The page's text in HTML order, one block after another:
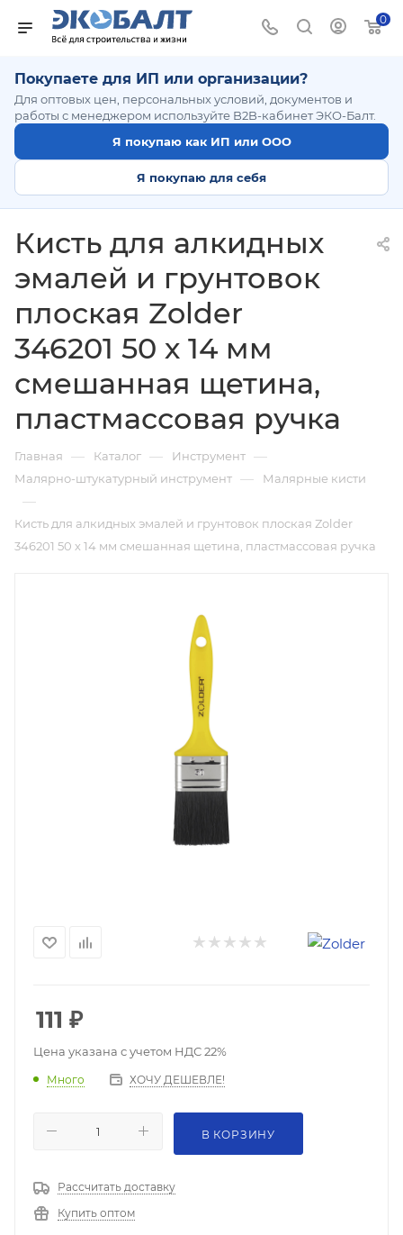
0
Покупаете для ИП или организации?
Для оптовых цен, персональных условий, документов и
работы с менеджером используйте B2B-кабинет ЭКО-Балт.
Я покупаю как ИП или ООО
Я покупаю для себя
Кисть для алкидных
эмалей и грунтовок
плоская Zolder
346201 50 х 14 мм
смешанная щетина,
пластмассовая ручка
Главная — Каталог — Инструмент —
Малярно-штукатурный инструмент — Малярные кисти
—
Кисть для алкидных эмалей и грунтовок плоская Zolder
346201 50 х 14 мм смешанная щетина, пластмассовая ручка
111 ₽
Цена указана с учетом НДС 22%
Много ХОЧУ ДЕШЕВЛЕ!
В КОРЗИНУ
Рассчитать доставку
Купить оптом